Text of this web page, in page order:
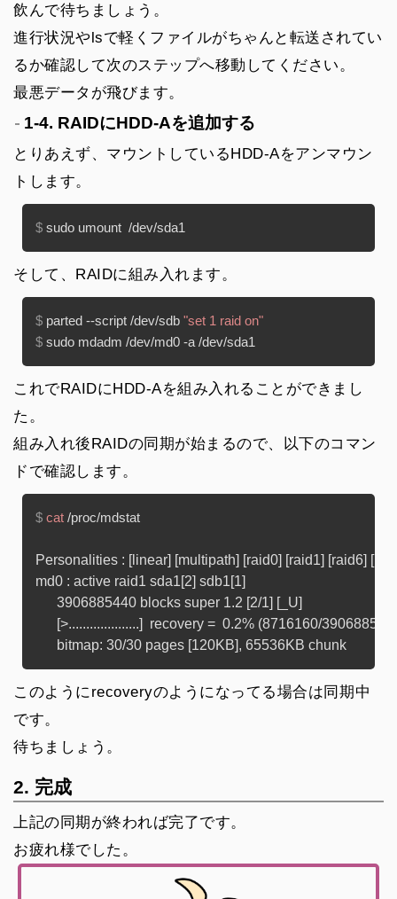
飲んで待ちましょう。
進行状況やlsで軽くファイルがちゃんと転送されてい
るか確認して次のステップへ移動してください。
最悪データが飛びます。
1-4. RAIDにHDD-Aを追加する
とりあえず、マウントしているHDD-Aをアンマウン
トします。
$ sudo umount  /dev/sda1
そして、RAIDに組み入れます。
$ parted --script /dev/sdb "set 1 raid on"
$ sudo mdadm /dev/md0 -a /dev/sda1
これでRAIDにHDD-Aを組み入れることができまし
た。
組み入れ後RAIDの同期が始まるので、以下のコマン
ドで確認します。
$ cat /proc/mdstat
Personalities : [linear] [multipath] [raid0] [raid1] [raid6]
md0 : active raid1 sda1[2] sdb1[1]
      3906885440 blocks super 1.2 [2/1] [_U]
[>....................]  recovery =  0.2% (8716160/
このようにrecoveryのようになってる場合は同期中
です。
待ちましょう。
2. 完成
上記の同期が終われば完了です。
お疲れ様でした。